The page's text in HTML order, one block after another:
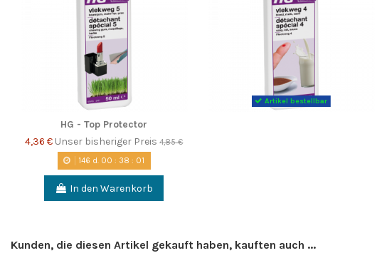
HG - Top Protector
4,36 € Unser bisheriger Preis4,85 €
146d. 00: 38: 00
In den Warenkorb
Artikel bestellbar
Kunden, die diesen Artikel gekauft haben, kauften auch ...